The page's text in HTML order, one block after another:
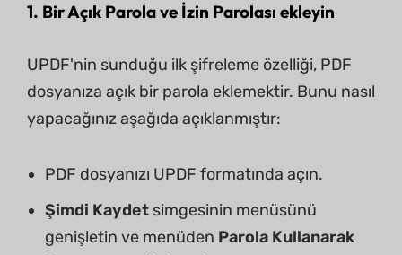
1. Bir Açık Parola ve İzin Parolası ekleyin
UPDF'nin sunduğu ilk şifreleme özelliği, PDF
dosyanıza açık bir parola eklemektir. Bunu nasıl
yapacağınız aşağıda açıklanmıştır:
PDF dosyanızı UPDF formatında açın.
Şimdi Kaydet simgesinin menüsünü
genişletin ve menüden Parola Kullanarak